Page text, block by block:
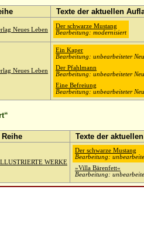
Texte der aktuellen
Neues Leben
Der schwarze Mustang
Bearbeitung: modernisiert
Neues Leben
Ein Kaper
Bearbeitung: unbearbeiteter
Der Pfahlmann
Bearbeitung: unbearbeiteter
Eine Befreiung
Bearbeitung: unbearbeiteter
Reihe Texte der
WERKE
Der schwarze Mustang
Bearbeitung:
»Villa Bärenfett«
Bearbeitung: